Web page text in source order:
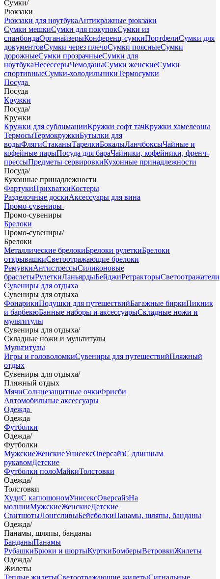
Сумки/
Рюкзаки
Рюкзаки для ноутбукаАнтикражные рюкзаки
Сумки мешкиСумки для покупокСумки из
спанбондаОрганайзерыКонференц-сумкиПортфелиСумки для
документовСумки через плечоСумки поясныеСумки
дорожныеСумки прозрачныеСумки для
ноутбукаНесессерыЧемоданыСумки женскиеСумки
спортивныеСумки-холодильникиТермосумки
Посуда
Посуда
Кружки
Посуда/
Кружки
Кружки для сублимацииКружки софт тачКружки хамелеоны
ТермосыТермокружкиБутылки для
водыФлягиСтаканыТарелкиБокалыЛанчбоксыЧайные и
кофейные парыПосуда для бараЧайники, кофейники, френч-
прессыПредметы сервировкиКухонные принадлежности
Посуда/
Кухонные принадлежности
ФартукиПрихваткиКостеры
Разделочные доскиАксессуары для вина
Промо-сувениры
Промо-сувениры
Брелоки
Промо-сувениры/
Брелоки
Металлические брелокиБрелоки рулеткиБрелоки
открывашкиСветоотражающие брелоки
РемувкиАнтистрессыСиликоновые
браслетыРулеткиЛаньярдыБейджиРетракторыСветоотражатели
Сувениры для отдыха
Сувениры для отдыха
ФонарикиПодушки для путешествийБагажные биркиПикник
и барбекюБанные наборы и аксессуарыСкладные ножи и
мультитулы
Сувениры для отдыха/
Складные ножи и мультитулы
Мультитулы
Игры и головоломкиСувениры для путешествийПляжный
отдых
Сувениры для отдыха/
Пляжный отдых
МячиСолнцезащитные очкиФрисби
Автомобильные аксессуары
Одежда
Одежда
Футболки
Одежда/
Футболки
МужскиеЖенскиеУнисексОверсайзС длинным
рукавомДетские
Футболки полоМайкиТолстовки
Одежда/
Толстовки
ХудиС капюшономУнисексОверсайзНа
молнииМужскиеЖенскиеДетские
СвитшотыЛонгсливыБейсболкиПанамы, шляпы, банданы
Одежда/
Панамы, шляпы, банданы
БанданыПанамы
РубашкиБрюки и шортыКурткиБомберыВетровкиЖилеты
Одежда/
Жилеты
Теплые жилетыСветоотражающие жилетыСигнальные